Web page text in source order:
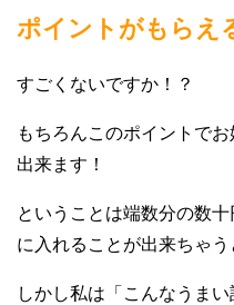
ポイントがもらえ
すごくないですか！？
もちろんこのポイントで
出来ます！
ということは端数分の数
に入れることが出来ちゃう
しかし私は「こんなうまい